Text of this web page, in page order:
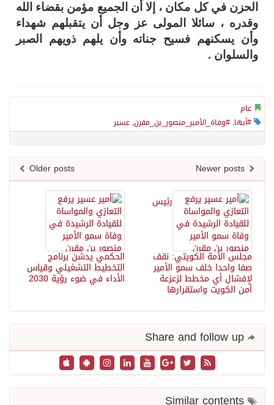
الحزن في كل مكان ، إلا أن الجميع مؤمن بقضاء الله
وقدره ، سائلا المولى عز وجل أن يتقبلهم شهداء
وأن يسكنهم فسيح جناته وأن يلهم ذويهم الصبر
والسلوان .
عام
#أبها, #وفاة_الأمير_منصور_بن_مقرن, عسير
Older posts
الحكمي يدشن برنامج
التخطيط التشغيلي وقياس
الأداء في ضوء رؤية 2030
رئيس
مجلس الأمة الكويتي: نقف
صفا واحدا خلف سمو الأمير
لإفشال أي مخطط لزعزعة
أمن الكويت واستقرارها